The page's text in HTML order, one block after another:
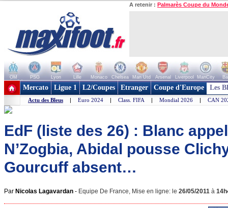
A retenir : Palmarès Coupe du
OM PSG Lyon Lille Monaco Chelsea Man Utd Arsenal Liverpool ManCity
+ de clubs
Mercato Ligue 1 L2/Coupes Etranger Coupe d'Europe Les
Actu des Bleus | Euro 2024 | Class. FIFA | Mondial 2026 | CAN
EdF (liste des 26) : Blanc
N’Zogbia, Abidal pousse
Gourcuff absent…
Par Nicolas Lagavardan - Equipe De France, Mise en ligne: le 26/05/2011 à